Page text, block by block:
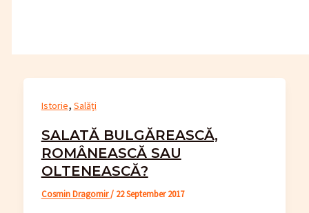
Istorie, Salăți
SALATĂ BULGĂREASCĂ,
ROMÂNEASCĂ SAU
OLTENEASCĂ?
Cosmin Dragomir/ 22 September 2017